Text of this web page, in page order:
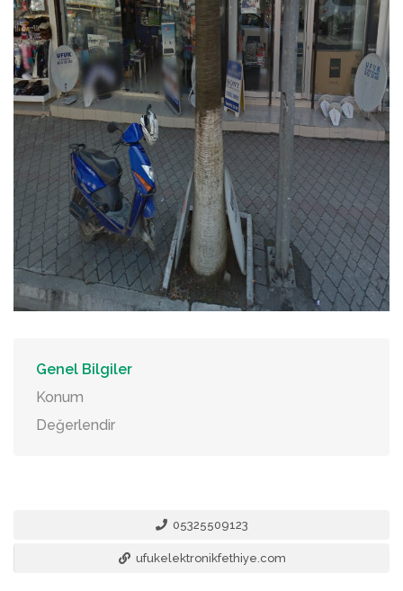
Genel Bilgiler
Konum
Değerlendir
05325509123
ufukelektronikfethiye.com